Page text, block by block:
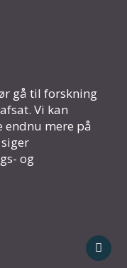
gå til forskning
Vi kan
endnu mere på
og